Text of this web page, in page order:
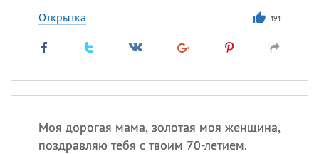
Открытка 494
Моя дорогая мама, золотая моя женщина,
поздравляю тебя с твоим 70-летием.